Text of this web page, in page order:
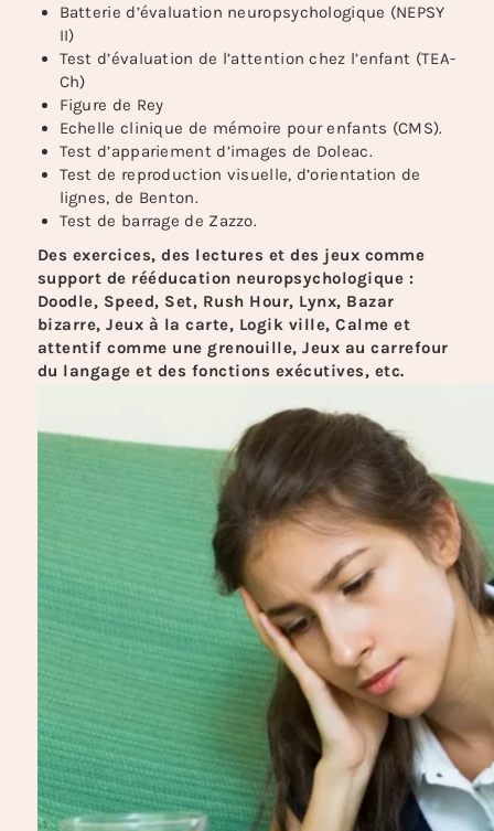
Batterie d’évaluation neuropsychologique (NEPSY
II)
Test d’évaluation de l’attention chez l’enfant (TEA-
Ch)
Figure de Rey
Echelle clinique de mémoire pour enfants (CMS).
Test d’appariement d’images de Doleac.
Test de reproduction visuelle, d’orientation de
lignes, de Benton.
Test de barrage de Zazzo.
Des exercices, des lectures et des jeux comme
support de rééducation neuropsychologique :
Doodle, Speed, Set, Rush Hour, Lynx, Bazar
bizarre, Jeux à la carte, Logik ville, Calme et
attentif comme une grenouille, Jeux au carrefour
du langage et des fonctions exécutives, etc.